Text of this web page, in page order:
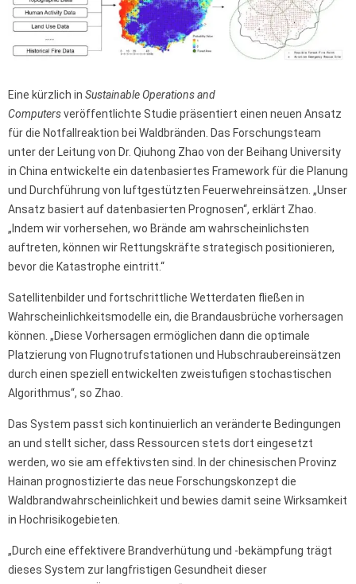
Eine kürzlich in Sustainable Operations and
Computersveröffentlichte Studie präsentiert einen neuen Ansatz
für die Notfallreaktion bei Waldbränden. Das Forschungsteam
unter der Leitung von Dr. Qiuhong Zhao von der Beihang University
in China entwickelte ein datenbasiertes Framework für die Planung
und Durchführung von luftgestützten Feuerwehreinsätzen. „Unser
Ansatz basiert auf datenbasierten Prognosen“, erklärt Zhao.
„Indem wir vorhersehen, wo Brände am wahrscheinlichsten
auftreten, können wir Rettungskräfte strategisch positionieren,
bevor die Katastrophe eintritt.“
Satellitenbilder und fortschrittliche Wetterdaten fließen in
Wahrscheinlichkeitsmodelle ein, die Brandausbrüche vorhersagen
können. „Diese Vorhersagen ermöglichen dann die optimale
Platzierung von Flugnotrufstationen und Hubschraubereinsätzen
durch einen speziell entwickelten zweistufigen stochastischen
Algorithmus“, so Zhao.
Das System passt sich kontinuierlich an veränderte Bedingungen
an und stellt sicher, dass Ressourcen stets dort eingesetzt
werden, wo sie am effektivsten sind. In der chinesischen Provinz
Hainan prognostizierte das neue Forschungskonzept die
Waldbrandwahrscheinlichkeit und bewies damit seine Wirksamkeit
in Hochrisikogebieten.
„Durch eine effektivere Brandverhütung und -bekämpfung trägt
dieses System zur langfristigen Gesundheit dieser